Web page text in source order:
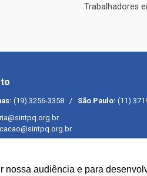
nossa audiência e para
Trabalhadores
(19) 3256-3358 / São Paulo: (11)